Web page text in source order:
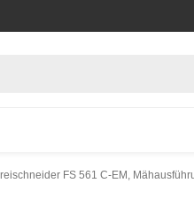
FS 561 C-EM,